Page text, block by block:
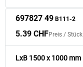
697827 49 B111-2
5.39 CHFPreis / Stück
LxB 1500 x 1000 mm